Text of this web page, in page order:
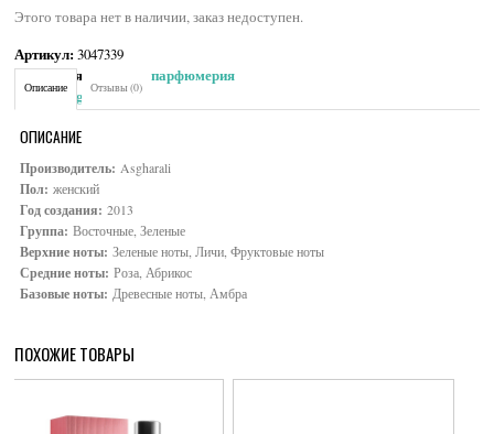
Этого товара нет в наличии, заказ недоступен.
Артикул:3047339
Категория:
Женская парфюмерия
Brand:Asgharali
Описание Отзывы (0)
ОПИСАНИЕ
Производитель: Asgharali
Пол: женский
Год создания: 2013
Группа: Восточные, Зеленые
Верхние ноты: Зеленые ноты, Личи, Фруктовые ноты
Средние ноты: Роза, Абрикос
Базовые ноты:Древесные ноты, Амбра
ПОХОЖИЕ ТОВАРЫ